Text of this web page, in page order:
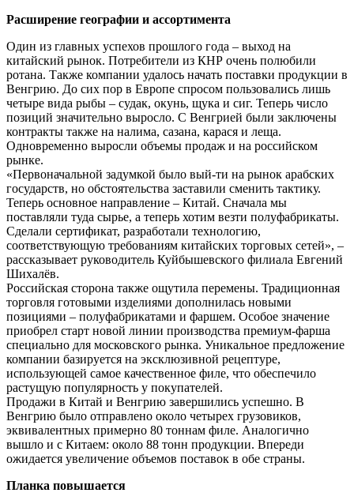
Расширение географии и ассортимента
Один из главных успехов прошлого года – выход на
китайский рынок. Потребители из КНР очень полюбили
ротана. Также компании удалось начать поставки продукции в
Венгрию. До сих пор в Европе спросом пользовались лишь
четыре вида рыбы – судак, окунь, щука и сиг. Теперь число
позиций значительно выросло. С Венгрией были заключены
контракты также на налима, сазана, карася и леща.
Одновременно выросли объемы продаж и на российском
рынке.
«Первоначальной задумкой было вый-ти на рынок арабских
государств, но обстоятельства заставили сменить тактику.
Теперь основное направление – Китай. Сначала мы
поставляли туда сырье, а теперь хотим везти полуфабрикаты.
Сделали сертификат, разработали технологию,
соответствующую требованиям китайских торговых сетей», –
рассказывает руководитель Куйбышевского филиала Евгений
Шихалёв.
Российская сторона также ощутила перемены. Традиционная
торговля готовыми изделиями дополнилась новыми
позициями – полуфабрикатами и фаршем. Особое значение
приобрел старт новой линии производства премиум-фарша
специально для московского рынка. Уникальное предложение
компании базируется на эксклюзивной рецептуре,
использующей самое качественное филе, что обеспечило
растущую популярность у покупателей.
Продажи в Китай и Венгрию завершились успешно. В
Венгрию было отправлено около четырех грузовиков,
эквивалентных примерно 80 тоннам филе. Аналогично
вышло и с Китаем: около 88 тонн продукции. Впереди
ожидается увеличение объемов поставок в обе страны.
Планка повышается